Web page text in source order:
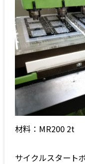
材料：MR200 2t
サイクルスタート